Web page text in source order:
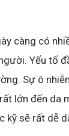
càng có
Yếu tố
Sự ô
lớn đến da
kỹ sẽ rất dễ